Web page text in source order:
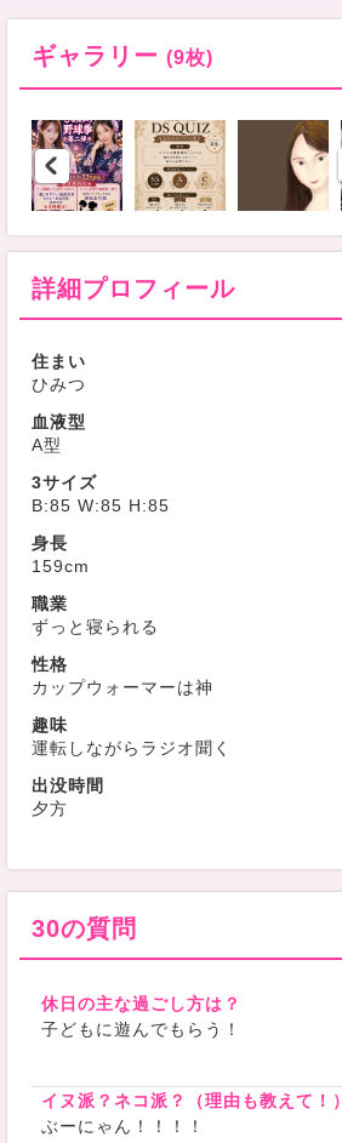
ギャラリー (9枚)
詳細プロフィール
住まい
ひみつ
血液型
A型
3サイズ
B:85 W:85 H:85
身長
159cm
職業
ずっと寝られる
性格
カップウォーマーは神
趣味
運転しながらラジオ聞く
出没時間
夕方
30の質問
休日の主な過ごし方は？
子どもに遊んでもらう！
イヌ派？ネコ派？（理由も教えて！）
ぶーにゃん！！！！